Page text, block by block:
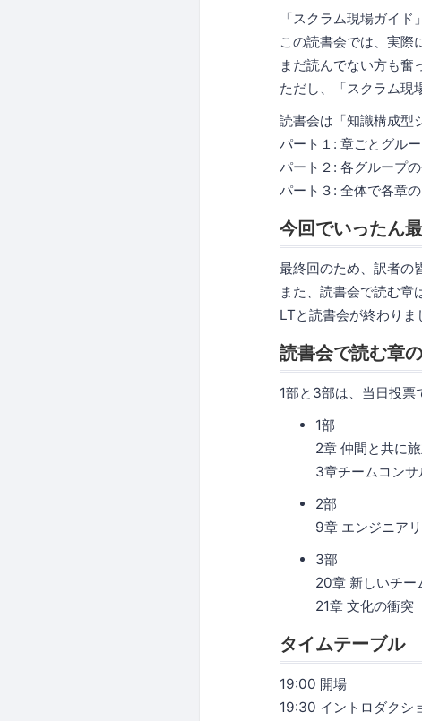
「スクラム現場ガイド
この読書会では、実際
まだ読んでない方も奮
ただし、「スクラム現
読書会は「知識構成型
パート１: 章ごとグル
パート２: 各グループ
パート３: 全体で各章
今回でいったん
最終回のため、訳者の
また、読書会で読む章
LTと読書会が終わりま
読書会で読む章
1部と3部は、当日投票
1部
2章 仲間と共に
3章チームコン
2部
9章 エンジニア
3部
20章 新しいチー
21章 文化の衝突
タイムテーブル
19:00 開場
19:30 イントロダクシ